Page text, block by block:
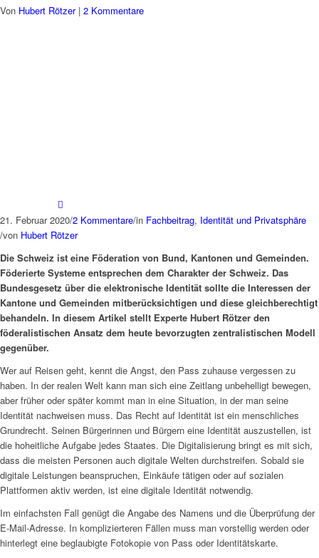
Von Hubert Rötzer | 2 Kommentare
21. Februar 2020/2 Kommentare/in Fachbeitrag, Identität und Privatsphäre
/von Hubert Rötzer
Die Schweiz ist eine Föderation von Bund, Kantonen und Gemeinden.
Föderierte Systeme entsprechen dem Charakter der Schweiz. Das
Bundesgesetz über die elektronische Identität sollte die Interessen der
Kantone und Gemeinden mitberücksichtigen und diese gleichberechtigt
behandeln. In diesem Artikel stellt Experte Hubert Rötzer den
föderalistischen Ansatz dem heute bevorzugten zentralistischen Modell
gegenüber.
Wer auf Reisen geht, kennt die Angst, den Pass zuhause vergessen zu
haben. In der realen Welt kann man sich eine Zeitlang unbehelligt bewegen,
aber früher oder später kommt man in eine Situation, in der man seine
Identität nachweisen muss. Das Recht auf Identität ist ein menschliches
Grundrecht. Seinen Bürgerinnen und Bürgern eine Identität auszustellen, ist
die hoheitliche Aufgabe jedes Staates. Die Digitalisierung bringt es mit sich,
dass die meisten Personen auch digitale Welten durchstreifen. Sobald sie
digitale Leistungen beanspruchen, Einkäufe tätigen oder auf sozialen
Plattformen aktiv werden, ist eine digitale Identität notwendig.
Im einfachsten Fall genügt die Angabe des Namens und die Überprüfung der
E-Mail-Adresse. In komplizierteren Fällen muss man vorstellig werden oder
hinterlegt eine beglaubigte Fotokopie von Pass oder Identitätskarte.